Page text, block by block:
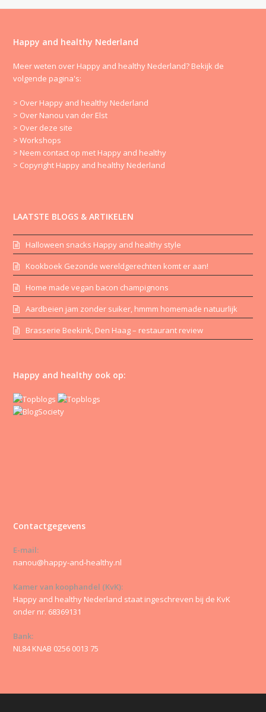
Happy and healthy Nederland
Meer weten over Happy and healthy Nederland? Bekijk de
volgende pagina's:
> Over Happy and healthy Nederland
> Over Nanou van der Elst
> Over deze site
> Workshops
> Neem contact op met Happy and healthy
> Copyright Happy and healthy Nederland
LAATSTE BLOGS & ARTIKELEN
Halloween snacks Happy and healthy style
Kookboek Gezonde wereldgerechten komt er aan!
Home made vegan bacon champignons
Aardbeien jam zonder suiker, hmmm homemade natuurlijk
Brasserie Beekink, Den Haag – restaurant review
Happy and healthy ook op:
Contactgegevens
E-mail:
nanou@happy-and-healthy.nl
Kamer van koophandel (KvK):
Happy and healthy Nederland staat ingeschreven bij de KvK
onder nr. 68369131
Bank:
NL84 KNAB 0256 0013 75